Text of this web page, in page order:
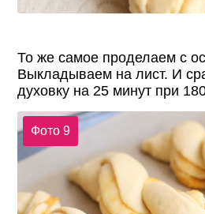
То же самое проделаем с
Выкладываем на лист. И
духовку на 25 минут при
Фото 9